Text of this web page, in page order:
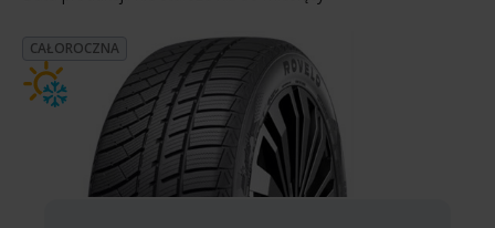
CAŁOROCZNA